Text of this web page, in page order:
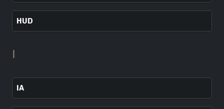
HUD
I
IA